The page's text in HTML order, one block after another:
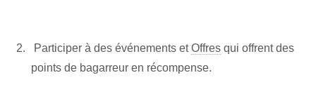
‍ ​Participer‍ à des événements etOffres qui offrent des
points de bagarreur en récompense.